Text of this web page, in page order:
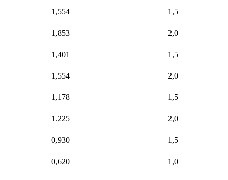
1,554 1,5
1,853 2,0
1,401 1,5
1,554 2,0
1,178 1,5
1.225 2,0
0,930 1,5
0,620 1,0